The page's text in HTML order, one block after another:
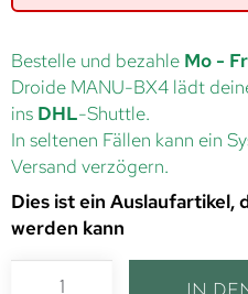
Bestelle und bezahle Mo -
Droide MANU-BX4 lädt
ins DHL-Shuttle.
In seltenen Fällen kann ein
Versand verzögern.
Dies ist ein
werden kann